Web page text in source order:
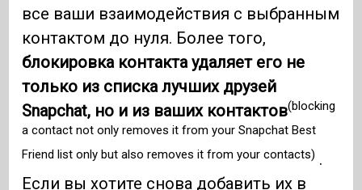
все ваши взаимодействия с выбранным
контактом до нуля. Более того,
блокировка контакта удаляет его не
только из списка лучших друзей
Snapchat, но и из ваших контактов(blocking
a contact not only removes it from your Snapchat Best
Friend list only but also removes it from your contacts) .
Если вы хотите снова добавить их в